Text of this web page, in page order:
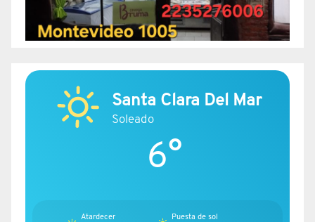
Santa Clara Del Mar
Soleado
6°
Atardecer
Puesta de sol